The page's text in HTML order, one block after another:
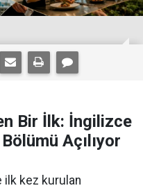
Bir İlk: İngilizce
Açılıyor
ilk kez kurulan